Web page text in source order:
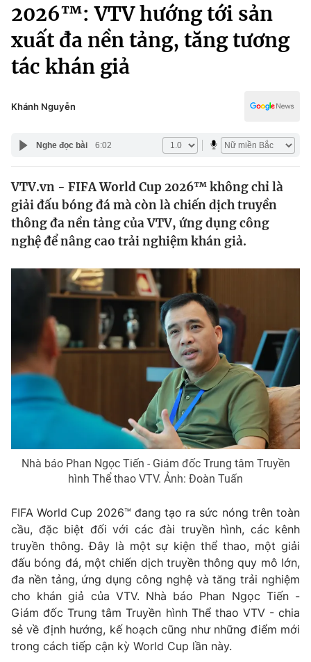
Chính trị
Xã hội
Tin tức
Thế giới đó đây
Câu chuyện quốc tế
Kinh tế
Tài chính
Góc doanh nghiệp
Dữ liệu và đời sống
Truyền hình
Phim VTV
Hậu trường
Nhân vật
Khán giả
Giải trí
Điện ảnh
Âm nhạc
Sao
Đời sống
Du lịch
Chất lượng cuộc sống
Giáo dục
Học trực tuyến
Công nghệ
Hitech Công nghệ tương lai
Thị trường
Tư vấn
Lịch phát sóng
Chuyên mục khác
Emagazine Podcast
Photo Infographic
Truyền hình
Văn hóa - Giải trí
Đời sống
Giáo dục
2026™: VTV hướng tới sản
xuất đa nền tảng, tăng tương
tác khán giả
Khánh Nguyễn
Nghe đọc bài 6:02
VTV.vn - FIFA World Cup 2026™ không chỉ là
giải đấu bóng đá mà còn là chiến dịch truyền
thông đa nền tảng của VTV, ứng dụng công
nghệ để nâng cao trải nghiệm khán giả.
Nhà báo Phan Ngọc Tiến - Giám đốc Trung tâm Truyền
hình Thể thao VTV. Ảnh: Đoàn Tuấn
FIFA World Cup 2026™ đang tạo ra sức nóng trên toàn
cầu, đặc biệt đối với các đài truyền hình, các kênh
truyền thông. Đây là một sự kiện thể thao, một giải
đấu bóng đá, một chiến dịch truyền thông quy mô lớn,
đa nền tảng, ứng dụng công nghệ và tăng trải nghiệm
cho khán giả của VTV. Nhà báo Phan Ngọc Tiến -
Giám đốc Trung tâm Truyền hình Thể thao VTV - chia
sẻ về định hướng, kế hoạch cũng như những điểm mới
trong cách tiếp cận kỳ World Cup lần này.